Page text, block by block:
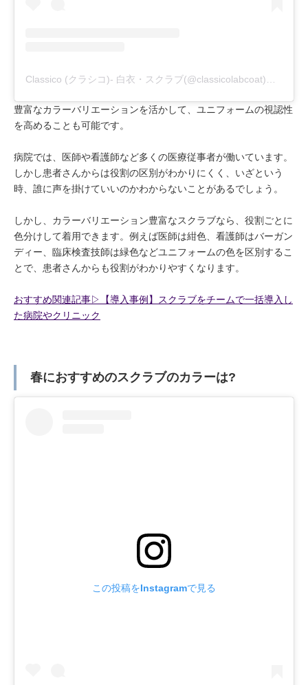
豊富なカラーバリエーションを活かして、ユニフォームの視認性
を高めることも可能です。
病院では、医師や看護師など多くの医療従事者が働いています。
しかし患者さんからは役割の区別がわかりにくく、いざという
時、誰に声を掛けていいのかわからないことがあるでしょう。
しかし、カラーバリエーション豊富なスクラブなら、役割ごとに
色分けして着用できます。例えば医師は紺色、看護師はバーガン
ディー、臨床検査技師は緑色などユニフォームの色を区別するこ
とで、患者さんからも役割がわかりやすくなります。
おすすめ関連記事▷【導入事例】スクラブをチームで一括導入し
た病院やクリニック
春におすすめのスクラブのカラーは?
この投稿をInstagramで見る